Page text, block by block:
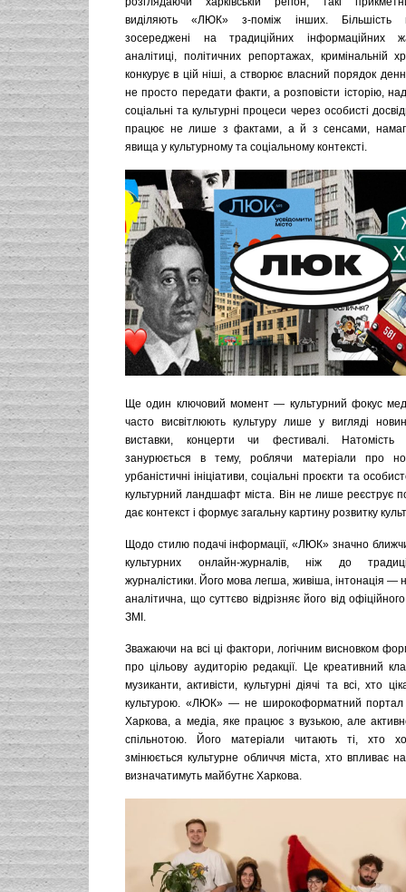
виділяють «ЛЮК» з-поміж інших. Більшість
зосереджені на традиційних інформаційних
аналітиці, політичних репортажах, кримінальній
конкурує в цій ніші, а створює власний порядок
не просто передати факти, а розповісти історію,
соціальні та культурні процеси через особисті
працює не лише з фактами, а й з сенсами,
явища у культурному та соціальному контексті.
Ще один ключовий момент — культурний фокус
часто висвітлюють культуру лише у вигляді
виставки, концерти чи фестивалі.
занурюється в тему, роблячи матеріали про
урбаністичні ініціативи, соціальні проєкти та
культурний ландшафт міста. Він не лише реєструє
дає контекст і формує загальну картину розвитку
Щодо стилю подачі інформації, «ЛЮК» значно
культурних онлайн-журналів, ніж до
журналістики. Його мова легша, живіша, інтонація
аналітична, що суттєво відрізняє його від
ЗМІ.
Зважаючи на всі ці фактори, логічним висновком
про цільову аудиторію редакції. Це креативний
музиканти, активісти, культурні діячі та всі, хто
культурою. «ЛЮК» — не широкоформатний портал
Харкова, а медіа, яке працює з вузькою, але
спільнотою. Його матеріали читають ті, хто
змінюється культурне обличчя міста, хто впливає
визначатимуть майбутнє Харкова.